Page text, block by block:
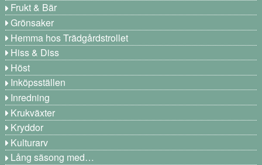
Frukt & Bär
Grönsaker
Hemma hos Trädgårdstrollet
Hiss & Diss
Höst
Inköpsställen
Inredning
Krukväxter
Kryddor
Kulturarv
Lång säsong med…